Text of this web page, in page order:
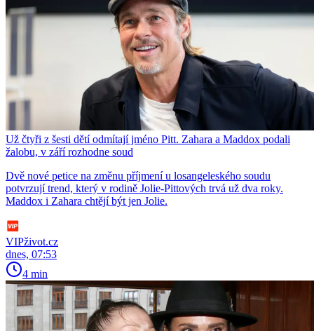
Už čtyři z šesti dětí odmítají jméno Pitt. Zahara a Maddox podali
žalobu, v září rozhodne soud
Dvě nové petice na změnu příjmení u losangeleského soudu
potvrzují trend, který v rodině Jolie-Pittových trvá už dva roky.
Maddox i Zahara chtějí být jen Jolie.
VIPživot.cz
dnes, 07:53
4 min